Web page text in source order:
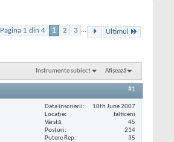
Pagina 1 din 4 1 2 3 ... Ultimul
Instrumente subiect Afișează
#1
Data înscrierii
18th June 2007
Locaţie
falticeni
Vârstă
45
Posturi
214
Putere Rep
35